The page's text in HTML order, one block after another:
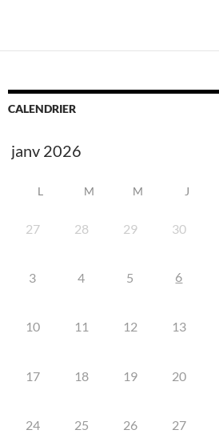
CALENDRIER
L M M J
27 28 29 30
3 4 5 6
10 11 12 13
17 18 19 20
24 25 26 27